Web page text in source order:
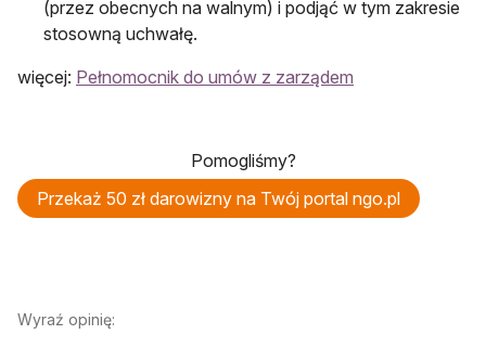
(przez obecnych na walnym) i podjąć w tym zakresie
stosowną uchwałę.
więcej: Pełnomocnik do umów z zarządem
Pomogliśmy?
Przekaż 50 zł darowizny na Twój portal ngo.pl
Wyraź opinię: